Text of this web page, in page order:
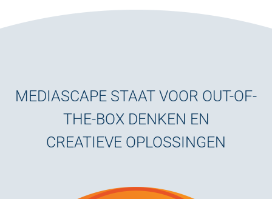
MEDIASCAPE STAAT VOOR OUT-OF-
THE-BOX DENKEN EN
CREATIEVE OPLOSSINGEN